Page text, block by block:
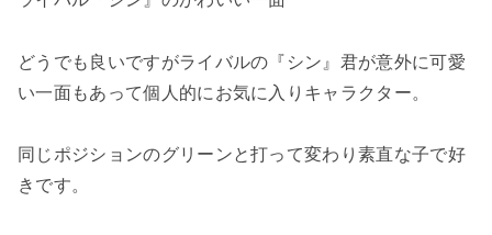
どうでも良いですがライバルの『シン』君が意外に可愛
い一面もあって個人的にお気に入りキャラクター。
同じポジションのグリーンと打って変わり素直な子で好
きです。